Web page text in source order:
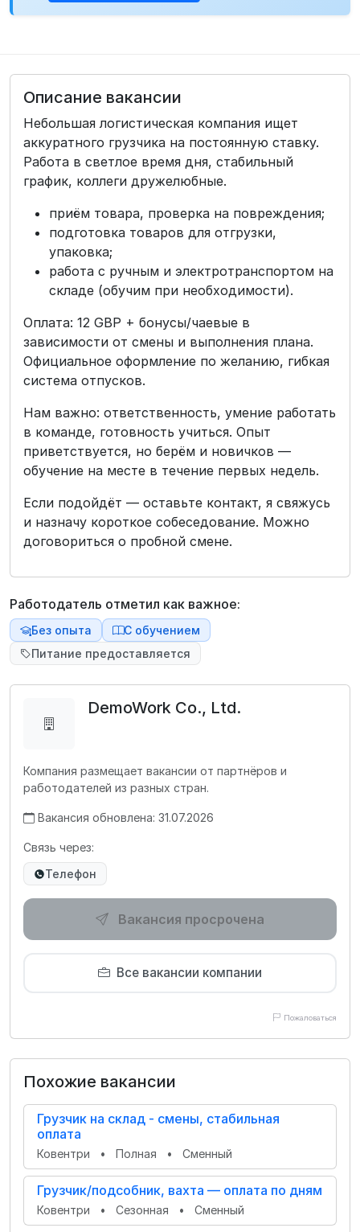
Описание вакансии
Небольшая логистическая компания ищет
аккуратного грузчика на постоянную ставку.
Работа в светлое время дня, стабильный
график, коллеги дружелюбные.
приём товара, проверка на повреждения;
подготовка товаров для отгрузки,
упаковка;
работа с ручным и электротранспортом на
складе (обучим при необходимости).
Оплата: 12 GBP + бонусы/чаевые в
зависимости от смены и выполнения плана.
Официальное оформление по желанию, гибкая
система отпусков.
Нам важно: ответственность, умение работать
в команде, готовность учиться. Опыт
приветствуется, но берём и новичков —
обучение на месте в течение первых недель.
Если подойдёт — оставьте контакт, я свяжусь
и назначу короткое собеседование. Можно
договориться о пробной смене.
Работодатель отметил как важное:
Без опыта
С обучением
Питание предоставляется
DemoWork Co., Ltd.
Компания размещает вакансии от партнёров и
работодателей из разных стран.
Вакансия обновлена: 31.07.2026
Связь через:
Телефон
Вакансия просрочена
Все вакансии компании
Пожаловаться
Похожие вакансии
Грузчик на склад - смены, стабильная
оплата
Ковентри • Полная • Сменный
Грузчик/подсобник, вахта — оплата по дням
Ковентри • Сезонная • Сменный